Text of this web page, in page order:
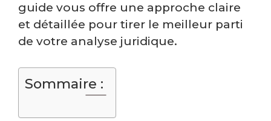
guide vous offre une approche claire
et détaillée pour tirer le meilleur parti
de votre analyse juridique.
Sommaire :